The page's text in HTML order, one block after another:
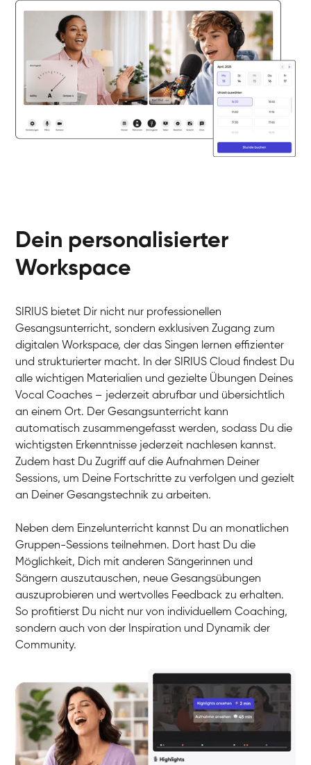
Dein personalisierter
Workspace
SIRIUS bietet Dir nicht nur professionellen
Gesangsunterricht, sondern exklusiven Zugang zum
digitalen Workspace, der das Singen lernen effizienter
und strukturierter macht. In der SIRIUS Cloud findest Du
alle wichtigen Materialien und gezielte Übungen Deines
Vocal Coaches – jederzeit abrufbar und übersichtlich
an einem Ort. Der Gesangsunterricht kann
automatisch zusammengefasst werden, sodass Du die
wichtigsten Erkenntnisse jederzeit nachlesen kannst.
Zudem hast Du Zugriff auf die Aufnahmen Deiner
Sessions, um Deine Fortschritte zu verfolgen und gezielt
an Deiner Gesangstechnik zu arbeiten.
Neben dem Einzelunterricht kannst Du an monatlichen
Gruppen-Sessions teilnehmen. Dort hast Du die
Möglichkeit, Dich mit anderen Sängerinnen und
Sängern auszutauschen, neue Gesangsübungen
auszuprobieren und wertvolles Feedback zu erhalten.
So profitierst Du nicht nur von individuellem Coaching,
sondern auch von der Inspiration und Dynamik der
Community.